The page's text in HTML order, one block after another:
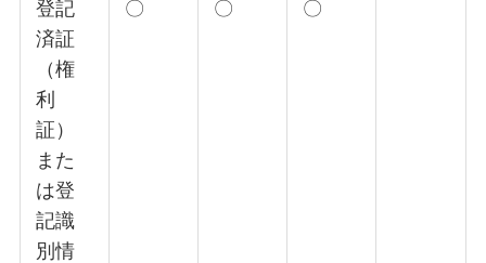
登記
済証
（権
利
証）
また
は登
記識
別情
〇 〇 〇